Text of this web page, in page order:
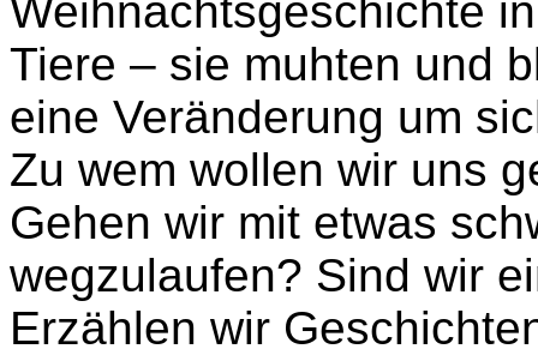
Weihnachtsgeschichte
Tiere – sie muhten und
eine Veränderung um
Zu wem wollen wir uns
Gehen wir mit etwas
wegzulaufen? Sind wir
Erzählen wir